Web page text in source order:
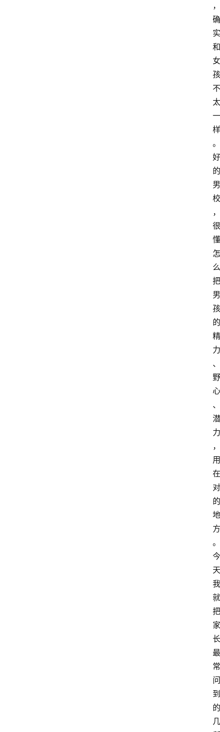
，
确
实
和
女
孩
不
太
一
样
。
好
的
男
校
，
很
懂
怎
么
把
男
孩
的
精
力
、
野
心
、
潜
力
，
用
在
对
的
地
方
。
今
天
我
就
把
家
长
最
常
问
到
的
几